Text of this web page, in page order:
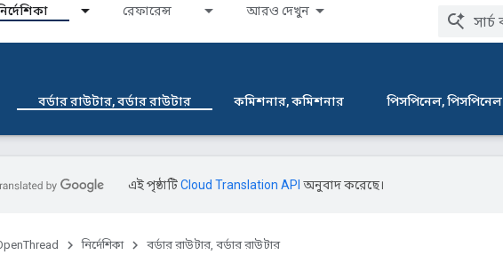
রেফারেন্স আরও দেখুন
বর্ডার রাউটার, বর্ডার রাউটার কমিশনার, কমিশনার পিসপিনেল, পিসপিনেল
এই পৃষ্ঠাটিCloud Translation API অনুবাদ করেছে।
নির্দেশিকা বর্ডার রাউটার, বর্ডার রাউটার